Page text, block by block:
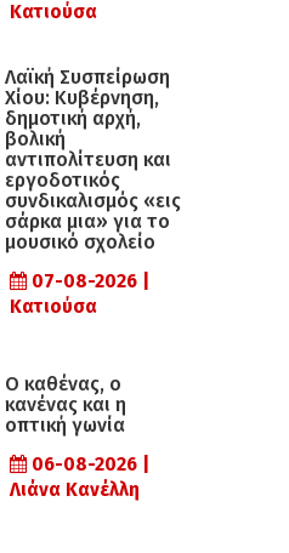
Κατιούσα
Λαϊκή Συσπείρωση
Χίου: Κυβέρνηση,
δημοτική αρχή,
βολική
αντιπολίτευση και
εργοδοτικός
συνδικαλισμός «εις
σάρκα μια» για το
μουσικό σχολείο
07-08-2026 |
Κατιούσα
Ο καθένας, ο
κανένας και η
οπτική γωνία
06-08-2026 |
Λιάνα Κανέλλη